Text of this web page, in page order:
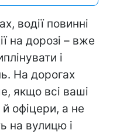
водії повинні
на дорозі – вже
і
На дорогах
якщо всі ваші
офіцери, а не
на вулицю і